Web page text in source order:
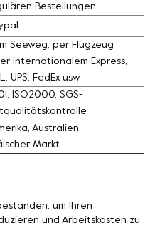
Bestellungen
Seeweg, per Flugzeug
internationalem Express,
UPS, FedEx usw
ISO2000, SGS-
Australien,
Markt
um Ihren
und Arbeitskosten zu